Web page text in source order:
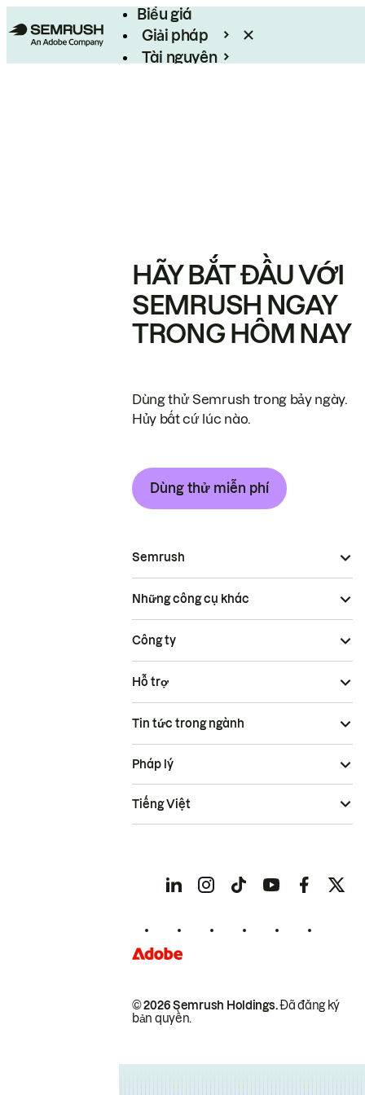
Biểu giá
Giải pháp
Tài nguyên
HÃY BẮT ĐẦU VỚI
SEMRUSH NGAY
TRONG HÔM NAY
Dùng thử Semrush trong bảy ngày.
Hủy bất cứ lúc nào.
Dùng thử miễn phí
Semrush
Những công cụ khác
Công ty
Hỗ trợ
Tin tức trong ngành
© 2026 Semrush Holdings.Đã đăng ký
bản quyền.
Pháp lý
Tiếng Việt